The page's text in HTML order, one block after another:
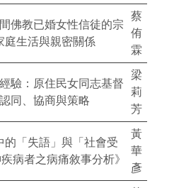
佛教已婚女性信徒的宗
庭生活與親密關係
蔡
侑
霖
驗：原住民女同志基督
同、協商與策略
梁
莉
芳
的「失語」與「社會受
病者之病痛敘事分析》
黃
華
彥